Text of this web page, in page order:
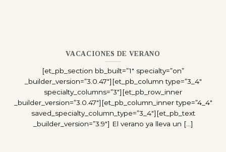
VACACIONES DE VERANO
[et_pb_section bb_built=”1″ specialty=”on”
_builder_version=”3.0.47″][et_pb_column type=”3_4″
specialty_columns=”3″][et_pb_row_inner
_builder_version=”3.0.47″][et_pb_column_inner type=”4_4″
saved_specialty_column_type=”3_4″][et_pb_text
_builder_version=”3.9″] El verano ya lleva un [...]